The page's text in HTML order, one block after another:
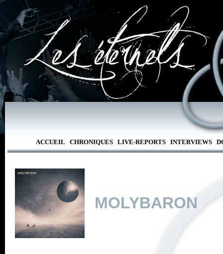
ACCUEIL CHRONIQUES LIVE-REPORTS INTERVIEWS
MOLYBARON